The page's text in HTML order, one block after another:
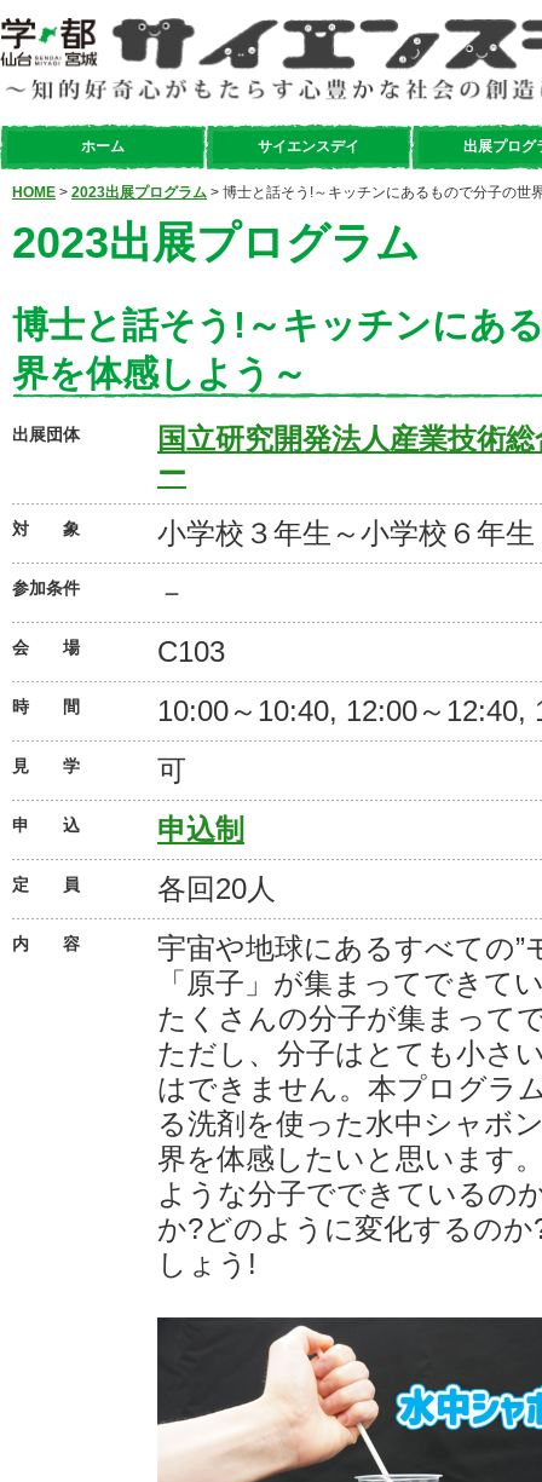
ホーム サイエンスデイ 出展プログ
HOME > 2023出展プログラム > 博士と話そう!～キッチンにあるもので分子の世
2023出展プログラム
博士と話そう!～キッチンにあ
界を体感しよう～
出展団体
国立研究開発法人産業技術
ー
対 象 小学校３年生～小学校６年生
参加条件 －
会 場 C103
時 間 10:00～10:40, 12:00～12:40,
見 学 可
申 込 申込制
定 員 各回20人
内 容
宇宙や地球にあるすべての”
「原子」が集まってできて
たくさんの分子が集まって
ただし、分子はとても小さ
はできません。本プログラ
る洗剤を使った水中シャボ
界を体感したいと思います
ような分子でできているの
か?どのように変化するの
しょう!